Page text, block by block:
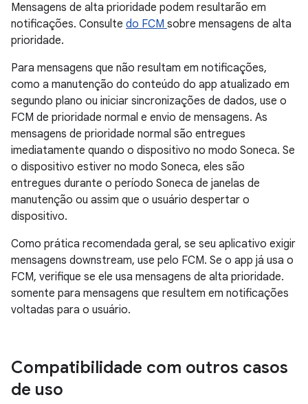
Mensagens de alta prioridade podem resultarão em
notificações. Consulte do FCM sobre mensagens de alta
prioridade.
Para mensagens que não resultam em notificações,
como a manutenção do conteúdo do app atualizado em
segundo plano ou iniciar sincronizações de dados, use o
FCM de prioridade normal e envio de mensagens. As
mensagens de prioridade normal são entregues
imediatamente quando o dispositivo no modo Soneca. Se
o dispositivo estiver no modo Soneca, eles são
entregues durante o período Soneca de janelas de
manutenção ou assim que o usuário despertar o
dispositivo.
Como prática recomendada geral, se seu aplicativo exigir
mensagens downstream, use pelo FCM. Se o app já usa o
FCM, verifique se ele usa mensagens de alta prioridade.
somente para mensagens que resultem em notificações
voltadas para o usuário.
Compatibilidade com outros casos
de uso